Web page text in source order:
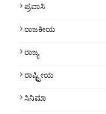
ಪ್ರವಾಸಿ
ರಾಜಕೀಯ
ರಾಜ್ಯ
ರಾಷ್ಟ್ರೀಯ
ಸಿನಿಮಾ